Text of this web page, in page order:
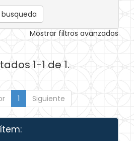
Mostrar filtros avanzados
1-1 de 1.
1 Siguiente